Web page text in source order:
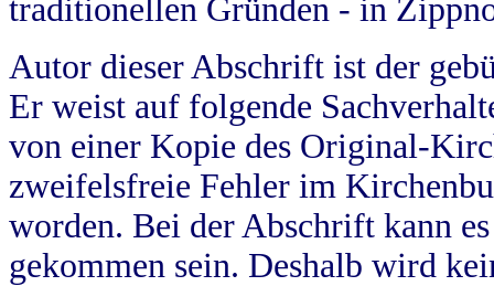
traditionellen Gründen - in
Autor dieser Abschrift ist der
Er weist auf folgende
von einer Kopie des Original-
zweifelsfreie Fehler im
worden. Bei der Abschrift kann
gekommen sein. Deshalb wird